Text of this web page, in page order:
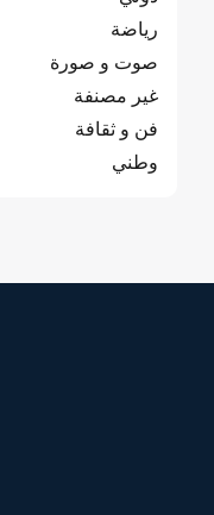
رياضة
صوت و صورة
غير مصنفة
فن و ثقافة
وطني